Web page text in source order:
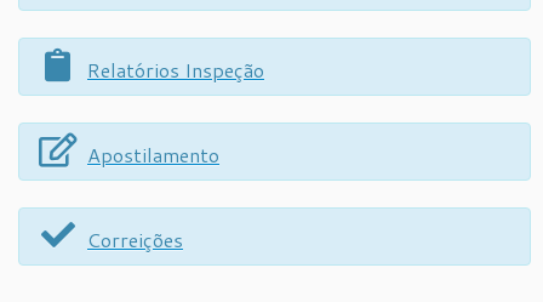
Relatórios Inspeção
Apostilamento
Correições